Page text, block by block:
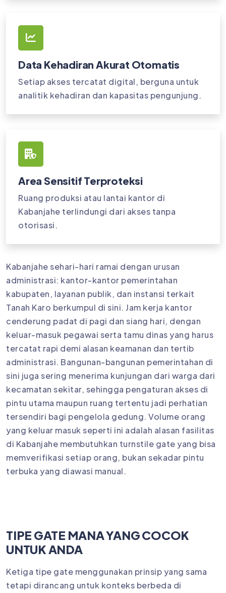
Data Kehadiran Akurat Otomatis
Setiap akses tercatat digital, berguna untuk
analitik kehadiran dan kapasitas pengunjung.
Area Sensitif Terproteksi
Ruang produksi atau lantai kantor di
Kabanjahe terlindungi dari akses tanpa
otorisasi.
Kabanjahe sehari-hari ramai dengan urusan
administrasi: kantor-kantor pemerintahan
kabupaten, layanan publik, dan instansi terkait
Tanah Karo berkumpul di sini. Jam kerja kantor
cenderung padat di pagi dan siang hari, dengan
keluar-masuk pegawai serta tamu dinas yang harus
tercatat rapi demi alasan keamanan dan tertib
administrasi. Bangunan-bangunan pemerintahan di
sini juga sering menerima kunjungan dari warga dari
kecamatan sekitar, sehingga pengaturan akses di
pintu utama maupun ruang tertentu jadi perhatian
tersendiri bagi pengelola gedung. Volume orang
yang keluar masuk seperti ini adalah alasan fasilitas
di Kabanjahe membutuhkan turnstile gate yang bisa
memverifikasi setiap orang, bukan sekadar pintu
terbuka yang diawasi manual.
TIPE GATE MANA YANG COCOK
UNTUK ANDA
Ketiga tipe gate menggunakan prinsip yang sama
tetapi dirancang untuk konteks berbeda di